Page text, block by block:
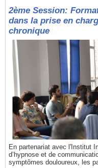
2ème Session:
dans la prise en
chronique
En partenariat avec l'Institut
d’hypnose et de
symptômes douloureux, les